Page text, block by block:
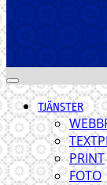
TJÄNSTER
PRINT
FOTO